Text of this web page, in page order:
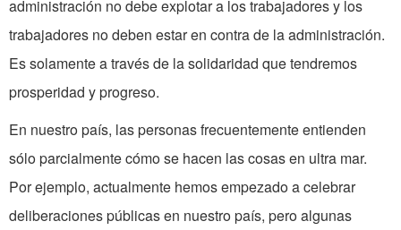
administración no debe explotar a los trabajadores y los
trabajadores no deben estar en contra de la administración.
Es solamente a través de la solidaridad que tendremos
prosperidad y progreso.
En nuestro país, las personas frecuentemente entienden
sólo parcialmente cómo se hacen las cosas en ultra­ mar.
Por ejemplo, actualmente hemos empezado a celebrar
deliberaciones públicas en nuestro país, pero algunas